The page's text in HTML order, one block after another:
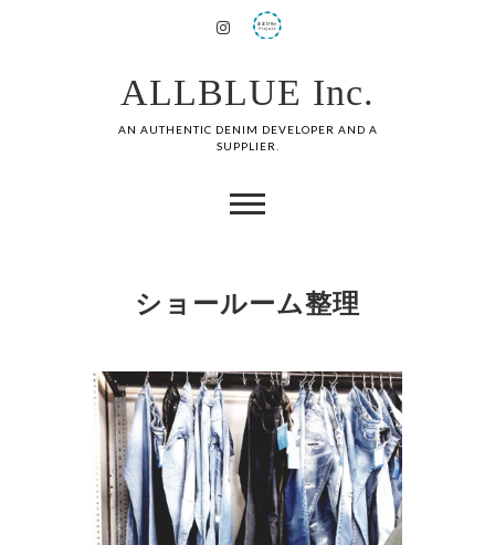
ALLBLUE Inc.
AN AUTHENTIC DENIM DEVELOPER AND A
SUPPLIER.
ショールーム整理